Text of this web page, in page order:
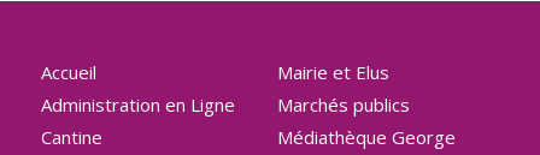
Accueil
Administration en Ligne
Cantine
Mairie et Elus
Marchés publics
Médiathèque George